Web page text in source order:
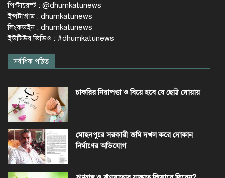
পিন্টারেস্ট : @dhumkatunews
ইন্সটাগ্রাম : dhumkatunews
লিংকডইন : dhumkatunews
ইউটিউব ভিডিও : #dhumkatunews
সর্বাধিক পঠিত
চাকরির নিরাপত্তা ও বিয়ে হবে যে ছোট্ট দোয়ায়
মোহনপুরে সরকারী জমি দখল করে দোকান
নির্মাণের অভিযোগ